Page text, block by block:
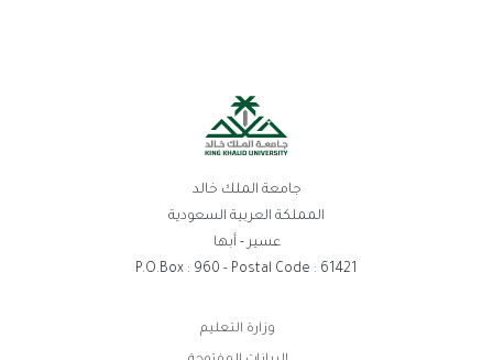
جامعة الملك خالد
المملكة العربية السعودية
عسير - أبها
P.O.Box : 960 - Postal Code : 61421
وزارة التعليم